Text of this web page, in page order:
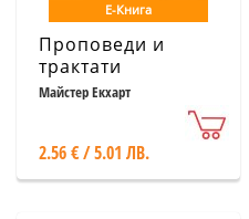
Е-Книга
Проповеди и
трактати
Майстер Екхарт
2.56 € / 5.01 ЛВ.